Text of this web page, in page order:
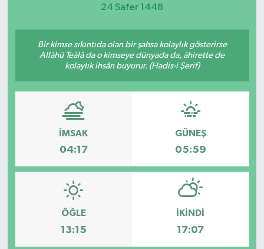
24 Safer 1448
Bir kimse sıkıntıda olan bir şahsa kolaylık gösterirse
Allâhü Teâlâ da o kimseye dünyada da, âhirette de
kolaylık ihsân buyurur. (Hadis-i Şerif)
İMSAK
04:17
GÜNEŞ
05:59
ÖĞLE
13:15
İKINDI
17:07